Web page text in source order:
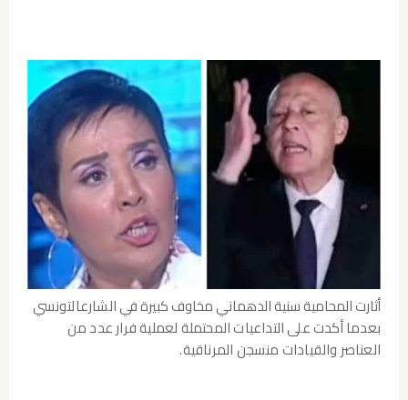
أثارت المحامية سنية الدهماني مخاوف كبيرة فيالشارعالتونسي
بعدما أكدت على التداعيات المحتملة لعملية فرار عدد من
العناصر والقيادات منسجن المرناقية.